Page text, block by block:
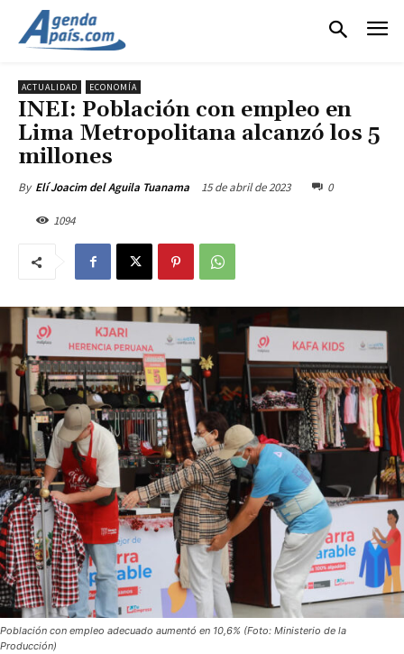
ACTUALIDAD ECONOMÍA
INEI: Población con empleo en
Lima Metropolitana alcanzó los 5
millones
By Elí Joacim del Aguila Tuanama 15 de abril de 2023 0
1094
Población con empleo adecuado aumentó en 10,6% (Foto: Ministerio de la
Producción)